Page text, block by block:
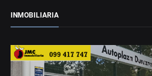
INMOBILIARIA